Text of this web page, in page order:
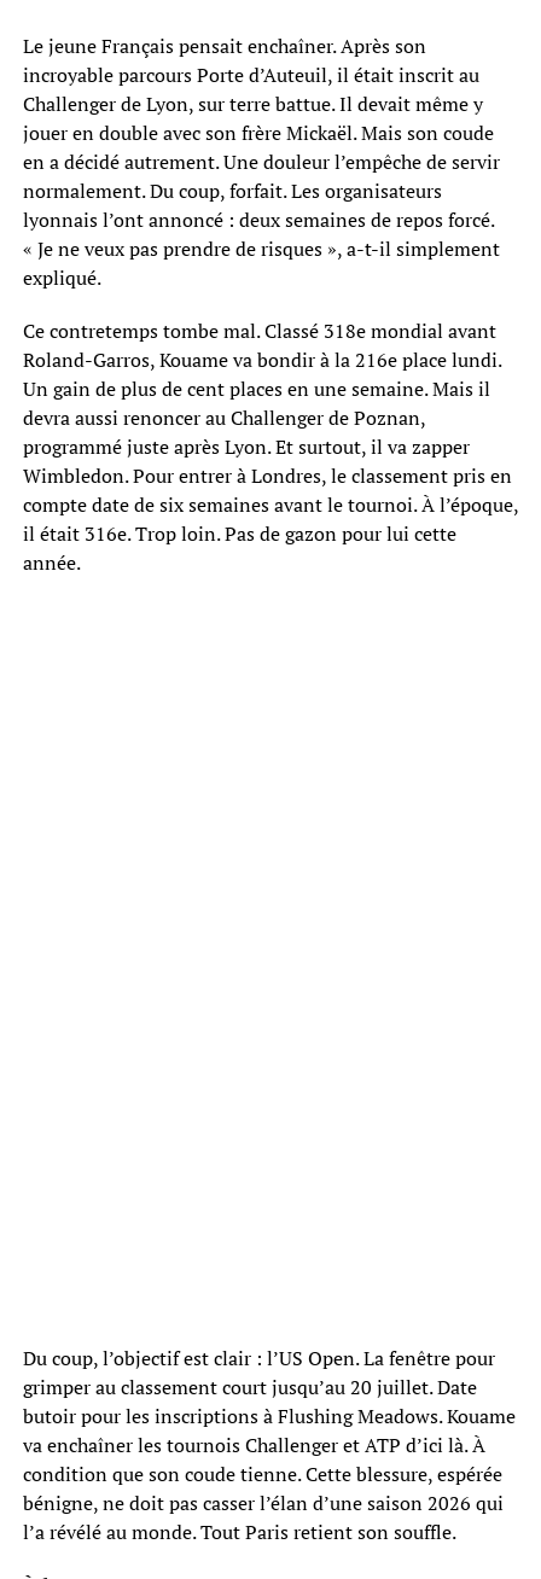
Le jeune Français pensait enchaîner. Après son
incroyable parcours Porte d’Auteuil, il était inscrit au
Challenger de Lyon, sur terre battue. Il devait même y
jouer en double avec son frère Mickaël. Mais son coude
en a décidé autrement. Une douleur l’empêche de servir
normalement. Du coup, forfait. Les organisateurs
lyonnais l’ont annoncé : deux semaines de repos forcé.
« Je ne veux pas prendre de risques », a-t-il simplement
expliqué.
Ce contretemps tombe mal. Classé 318e mondial avant
Roland-Garros, Kouame va bondir à la 216e place lundi.
Un gain de plus de cent places en une semaine. Mais il
devra aussi renoncer au Challenger de Poznan,
programmé juste après Lyon. Et surtout, il va zapper
Wimbledon. Pour entrer à Londres, le classement pris en
compte date de six semaines avant le tournoi. À l’époque,
il était 316e. Trop loin. Pas de gazon pour lui cette
année.
Du coup, l’objectif est clair : l’US Open. La fenêtre pour
grimper au classement court jusqu’au 20 juillet. Date
butoir pour les inscriptions à Flushing Meadows. Kouame
va enchaîner les tournois Challenger et ATP d’ici là. À
condition que son coude tienne. Cette blessure, espérée
bénigne, ne doit pas casser l’élan d’une saison 2026 qui
l’a révélé au monde. Tout Paris retient son souffle.